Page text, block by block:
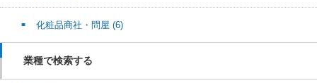
化粧品商社・問屋 (6)
業種で検索する